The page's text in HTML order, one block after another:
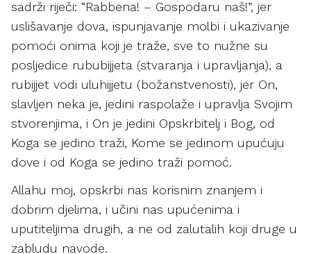
sadrži riječi: “Rabbena! – Gospodaru naš!”, jer
uslišavanje dova, ispunjavanje molbi i ukazivanje
pomoći onima koji je traže, sve to nužne su
posljedice rububijjeta (stvaranja i upravljanja), a
rubijjet vodi uluhijjetu (božanstvenosti), jer On,
slavljen neka je, jedini raspolaže i upravlja Svojim
stvorenjima, i On je jedini Opskrbitelj i Bog, od
Koga se jedino traži, Kome se jedinom upućuju
dove i od Koga se jedino traži pomoć.
Allahu moj, opskrbi nas korisnim znanjem i
dobrim djelima, i učini nas upućenima i
uputiteljima drugih, a ne od zalutalih koji druge u
zabludu navode.